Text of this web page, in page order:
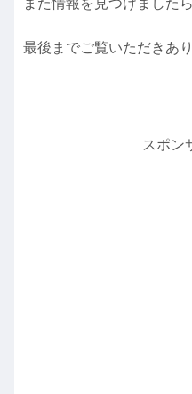
最後までご覧いただきあ
スポン